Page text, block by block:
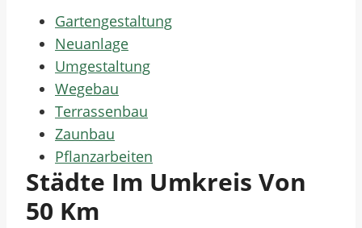
Gartengestaltung
Neuanlage
Umgestaltung
Wegebau
Terrassenbau
Zaunbau
Pflanzarbeiten
Städte Im Umkreis Von
50 Km